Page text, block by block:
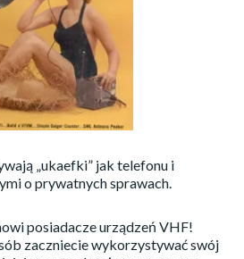
„ukaefki” jak telefonu i
o prywatnych sprawach.
posiadacze urządzeń VHF!
zaczniecie wykorzystywać swój